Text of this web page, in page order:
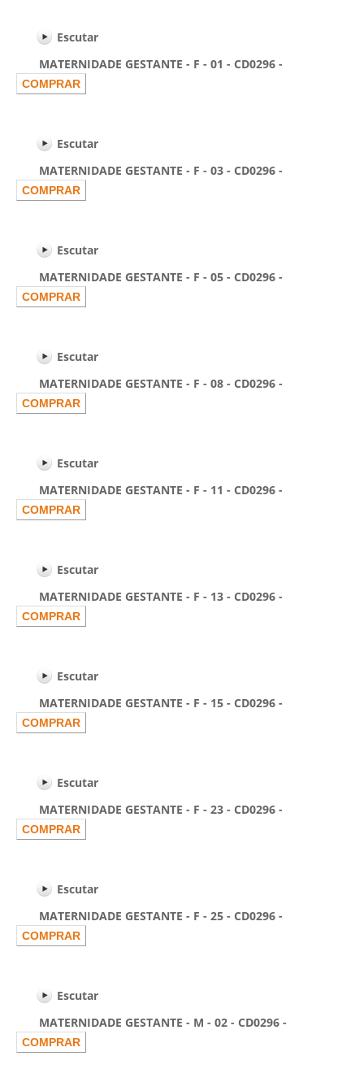
Escutar
MATERNIDADE GESTANTE - F - 01 - CD0296 -
Escutar
MATERNIDADE GESTANTE - F - 03 - CD0296 -
Escutar
MATERNIDADE GESTANTE - F - 05 - CD0296 -
Escutar
MATERNIDADE GESTANTE - F - 08 - CD0296 -
Escutar
MATERNIDADE GESTANTE - F - 11 - CD0296 -
Escutar
MATERNIDADE GESTANTE - F - 13 - CD0296 -
Escutar
MATERNIDADE GESTANTE - F - 15 - CD0296 -
Escutar
MATERNIDADE GESTANTE - F - 23 - CD0296 -
Escutar
MATERNIDADE GESTANTE - F - 25 - CD0296 -
Escutar
MATERNIDADE GESTANTE - M - 02 - CD0296 -